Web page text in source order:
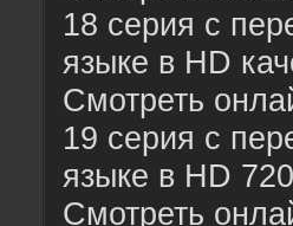
18 серия с
языке в HD
Смотреть
19 серия с
языке в HD
Смотреть